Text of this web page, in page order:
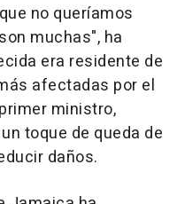
no queríamos
muchas", ha
era residente de
afectadas por el
ministro,
toque de queda de
daños.